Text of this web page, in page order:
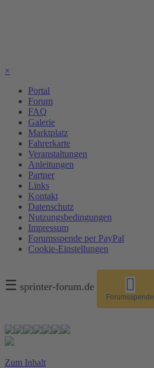
×
Portal
Forum
FAQ
Galerie
Marktplatz
Fahrerkarte
Veranstaltungen
Anleitungen
Partner
Links
Kontakt
Datenschutz
Nutzungsbedingungen
Impressum
Forumsspende per PayPal
Cookie-Einstellungen
☰ sprinter-forum.de
Forumsspende
Zum Inhalt